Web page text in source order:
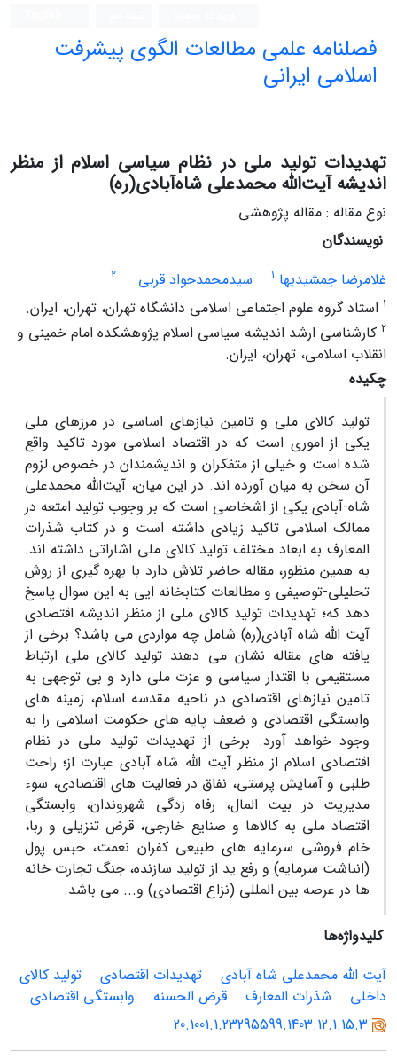
فصلنامه علمی مطالعات الگوی پیشرفت
اسلامی ایرانی
تهدیدات تولید ملی در نظام سیاسی اسلام از منظر
اندیشه‌ آیت‌الله محمدعلی شاه‌آبادی(ره)
نوع مقاله : مقاله پژوهشی
نویسندگان
غلامرضا جمشیدیها 1 سیدمحمدجواد قربی
2
1 استاد گروه علوم اجتماعی اسلامی دانشگاه تهران، تهران، ایران.
2 کارشناسی ارشد اندیشه سیاسی اسلام پژوهشکده امام خمینی و
انقلاب اسلامی، تهران، ایران.
چکیده
تولید کالای ملی و تامین نیازهای اساسی در مرزهای ملی
یکی از اموری است که در اقتصاد اسلامی مورد تاکید واقع
شده است و خیلی از متفکران و اندیشمندان در خصوص لزوم
آن سخن به میان آورده اند. در این میان، آیت‌الله محمدعلی
شاه-آبادی یکی از اشخاصی است که بر وجوب تولید امتعه در
ممالک اسلامی تاکید زیادی داشته است و در کتاب شذرات
المعارف به ابعاد مختلف تولید کالای ملی اشاراتی داشته اند.
به همین منظور، مقاله حاضر تلاش دارد با بهره گیری از روش
تحلیلی-توصیفی و مطالعات کتابخانه ایی به این سوال پاسخ
دهد که؛ تهدیدات تولید کالای ملی از منظر اندیشه اقتصادی
آیت الله شاه آبادی(ره) شامل چه مواردی می باشد؟ برخی از
یافته های مقاله نشان می دهند تولید کالای ملی ارتباط
مستقیمی با اقتدار سیاسی و عزت ملی دارد و بی توجهی به
تامین نیازهای اقتصادی در ناحیه مقدسه اسلام، زمینه های
وابستگی اقتصادی و ضعف پایه های حکومت اسلامی را به
وجود خواهد آورد. برخی از تهدیدات تولید ملی در نظام
اقتصادی اسلام از منظر آیت الله شاه آبادی عبارت از؛ راحت
طلبی و آسایش پرستی، نفاق در فعالیت های اقتصادی، سوء
مدیریت در بیت المال، رفاه زدگی شهروندان، وابستگی
اقتصاد ملی به کالاها و صنایع خارجی، قرض تنزیلی و ربا،
خام فروشی سرمایه های طبیعی کفران نعمت، حبس پول
(انباشت سرمایه) و رفع ید از تولید سازنده، جنگ تجارت خانه
ها در عرصه بین المللی (نزاع اقتصادی) و... می باشد.
کلیدواژه‌ها
آیت الله محمدعلی شاه آبادی
تهدیدات اقتصادی
تولید کالای
داخلی
شذرات المعارف قرض الحسنه
وابستگی اقتصادی
20.1001.1.23295599.1403.12.1.15.3